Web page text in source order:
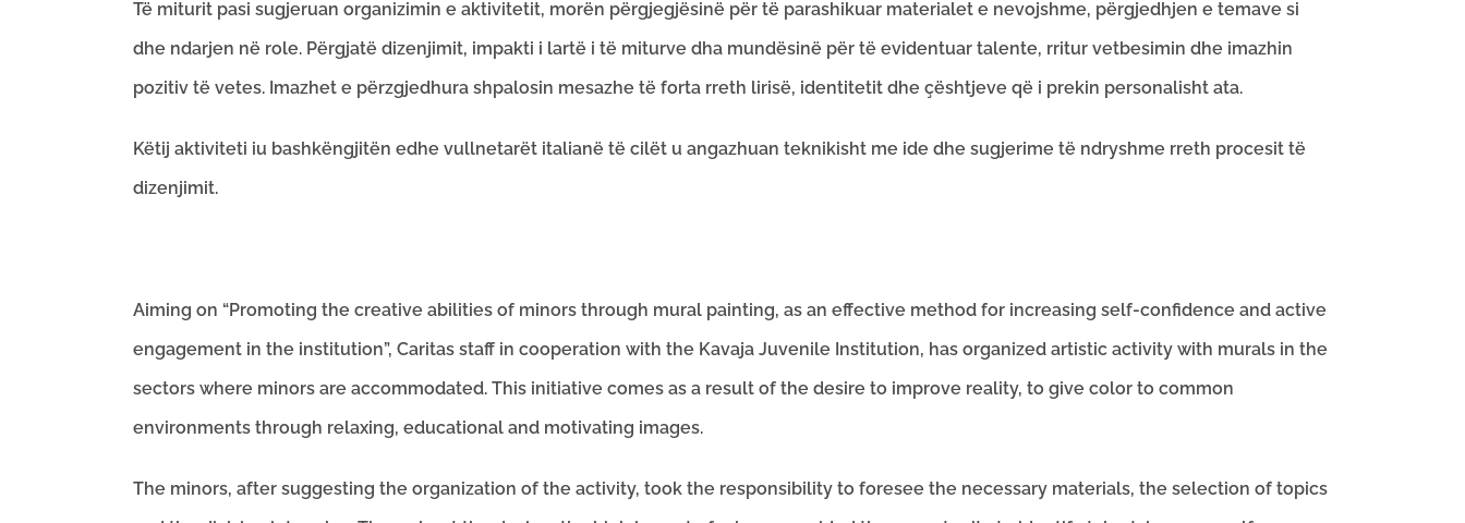
Të miturit pasi sugjeruan organizimin e aktivitetit, morën përgjegjësinë për të parashikuar materialet e nevojshme, përgjedhjen e temave si
dhe ndarjen në role. Përgjatë dizenjimit, impakti i lartë i të miturve dha mundësinë për të evidentuar talente, rritur vetbesimin dhe imazhin
pozitiv të vetes. Imazhet e përzgjedhura shpalosin mesazhe të forta rreth lirisë, identitetit dhe çështjeve që i prekin personalisht ata.
Këtij aktiviteti iu bashkëngjitën edhe vullnetarët italianë të cilët u angazhuan teknikisht me ide dhe sugjerime të ndryshme rreth procesit të
dizenjimit.
Aiming on “Promoting the creative abilities of minors through mural painting, as an effective method for increasing self-confidence and active
engagement in the institution”, Caritas staff in cooperation with the Kavaja Juvenile Institution, has organized artistic activity with murals in the
sectors where minors are accommodated. This initiative comes as a result of the desire to improve reality, to give color to common
environments through relaxing, educational and motivating images.
The minors, after suggesting the organization of the activity, took the responsibility to foresee the necessary materials, the selection of topics